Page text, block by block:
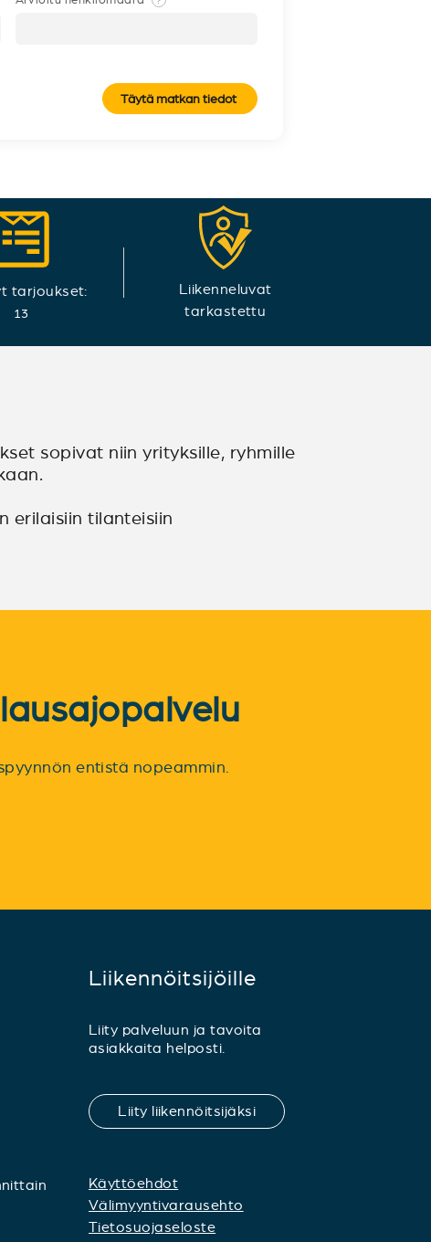
Täytä matkan tiedot
tarjoukset:
13
Liikenneluvat
tarkastettu
sopivat niin yrityksille, ryhmille
erilaisiin tilanteisiin
entistä nopeammin.
Liikennöitsijöille
Liity palveluun ja tavoita
asiakkaita helposti.
Liity liikennöitsijäksi
Käyttöehdot
Välimyyntivarausehto
Tietosuojaseloste